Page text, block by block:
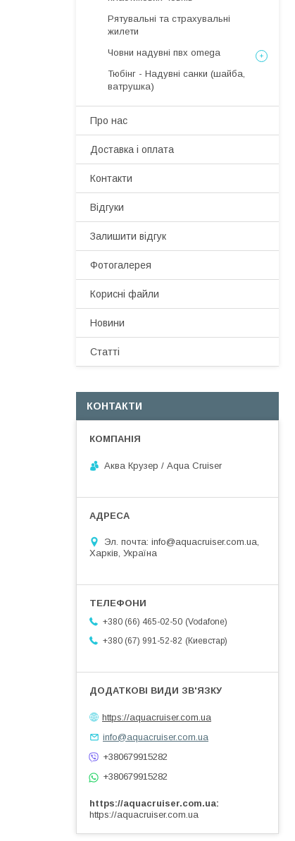
Рятувальні та страхувальні
жилети
Човни надувні пвх omega
Тюбінг - Надувні санки (шайба,
ватрушка)
Про нас
Доставка і оплата
Контакти
Відгуки
Залишити відгук
Фотогалерея
Корисні файли
Новини
Статті
КОНТАКТИ
Аква Крузер / Aqua Cruiser
Эл. почта: info@aquacruiser.com.ua,
Харків, Україна
+380 (66) 465-02-50 Vodafone
+380 (67) 991-52-82
Киевстар
https://aquacruiser.com.ua
info@aquacruiser.com.ua
+380679915282
+380679915282
https://aquacruiser.com.ua
https://aquacruiser.com.ua